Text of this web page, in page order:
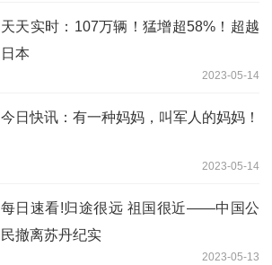
天天实时：107万辆！猛增超58%！超越
日本
2023-05-14
今日快讯：有一种妈妈，叫军人的妈妈！
2023-05-14
每日速看!归途很远 祖国很近——中国公
民撤离苏丹纪实
2023-05-13